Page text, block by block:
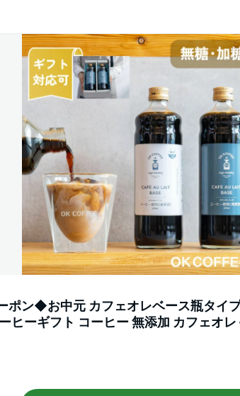
ン◆お中元 カフェオレベース瓶タイ
ーギフト コーヒー 無添加 カフェオレ
コーヒーベース ボトル 人気 加糖 希釈